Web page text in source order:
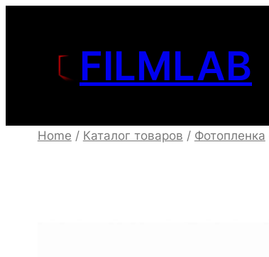
содержимомуFILMLAB
Home / Каталог товаров / Фотопленка